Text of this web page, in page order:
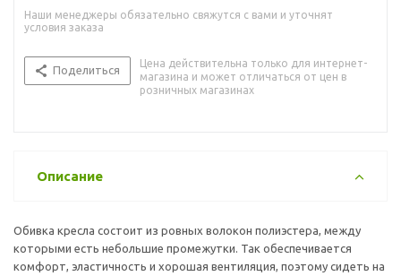
Наши менеджеры обязательно свяжутся с вами и уточнят
условия заказа
Поделиться
Цена действительна только для интернет-
магазина и может отличаться от цен в
розничных магазинах
Описание
Обивка кресла состоит из ровных волокон полиэстера, между
которыми есть небольшие промежутки. Так обеспечивается
комфорт, эластичность и хорошая вентиляция, поэтому сидеть на